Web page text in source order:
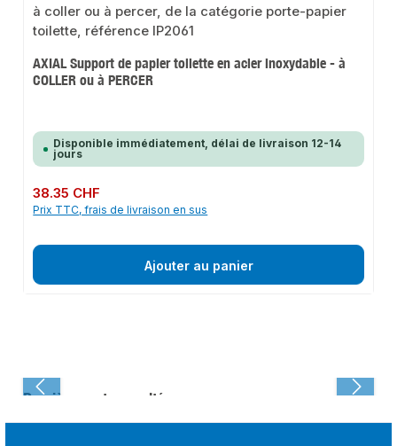
AXIAL Support de papier toilette en acier inoxydable - à
COLLER ou à PERCER
Disponible immédiatement, délai de livraison 12-14
jours
Prix régulier :
38.35 CHF
Prix TTC, frais de livraison en sus
Ajouter au panier
Dernièrement consulté :